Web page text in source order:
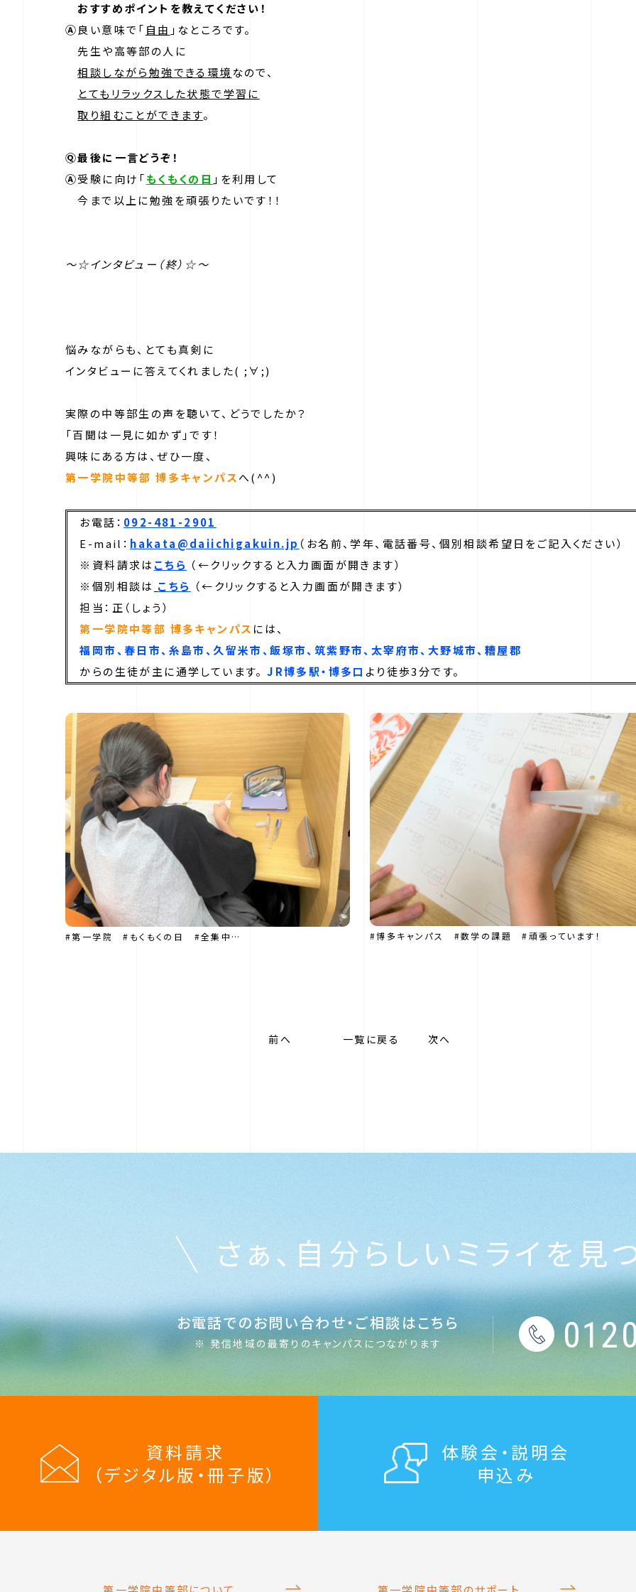
おすすめポイントを教えてください！
Ⓐ良い意味で「 自由 」なところです。
先生や高等部の人に
相談しながら勉強できる環境 なので、
とてもリラックスした状態で学習に
取り組むことができます。
Ⓠ最後に一言どうぞ！
Ⓐ受験に向け「もくもくの日 」を利用して
今まで以上に勉強を頑張りたいです！！
～☆インタビュー（終）☆～
悩みながらも、とても真剣に
インタビューに答えてくれました( ;∀;)
実際の中等部生の声を聴いて、どうでしたか？
「百聞は一見に如かず」です！
興味にある方は、ぜひ一度、
第一学院中等部 博多キャンパスへ(^^)
お電話： 092-481-2901
E-mail： hakata@daiichigakuin.jp （お名前、学年、電話番号、個別相談希望日をご記入ください）
※資料請求は こちら （←クリックすると入力画面が開きます）
※個別相談は こちら （←クリックすると入力画面が開きます）
担当：正（しょう）
第一学院中等部 博多キャンパス には、
福岡市、春日市、糸島市、久留米市、飯塚市、筑紫野市、 太宰府市、 大野城市、糟屋郡
からの生徒が主に通学しています。JR博多駅・博多口 より徒歩3分です。
#第一学院 #もくもくの日 #全集中… #博多キャンパス #数学の課題 #頑張っています！
前へ 一覧に戻る 次へ
さぁ、自分らしいミライを見
お電話でのお問い合わせ・ご相談はこちら
※ 発信地域の最寄りのキャンパスにつながります
資料請求
（デジタル版・冊子版）
体験会・説明会
申込み